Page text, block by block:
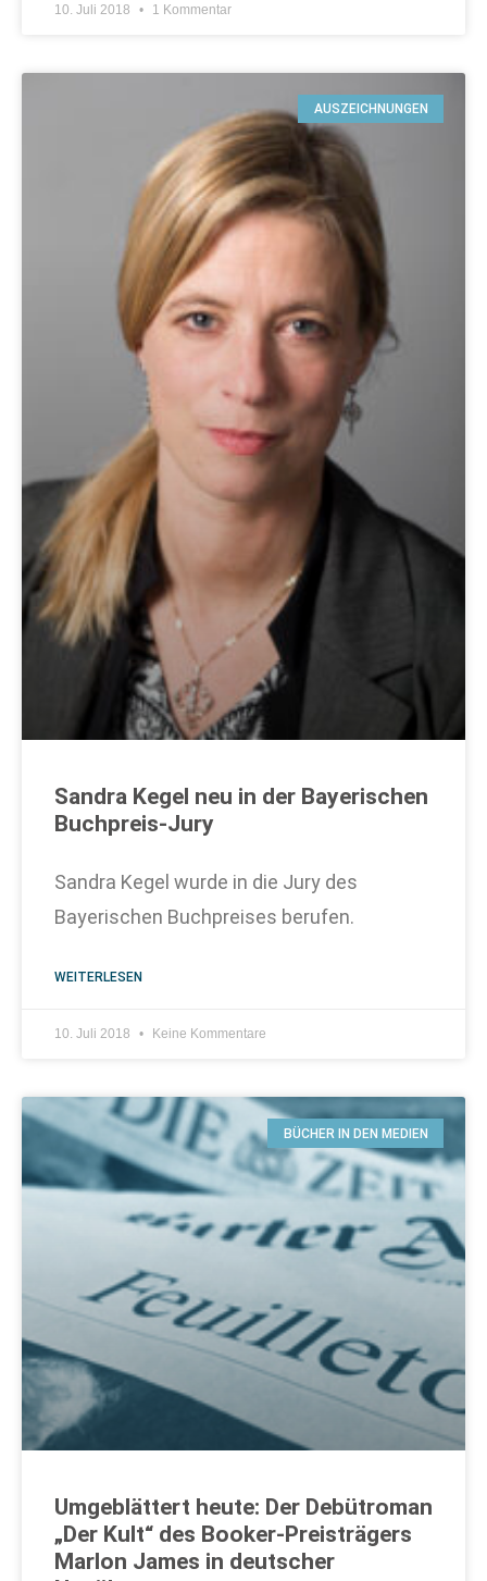
10. Juli 2018 1 Kommentar
AUSZEICHNUNGEN
Sandra Kegel neu in der Bayerischen
Buchpreis-Jury
Sandra Kegel wurde in die Jury des
Bayerischen Buchpreises berufen.
WEITERLESEN
10. Juli 2018 Keine Kommentare
BÜCHER IN DEN MEDIEN
Umgeblättert heute: Der Debütroman
„Der Kult“ des Booker-Preisträgers
Marlon James in deutscher